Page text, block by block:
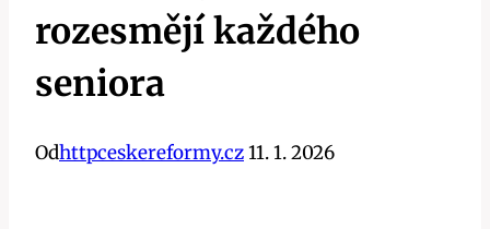
rozesmějí každého
seniora
Odhttpceskereformy.cz11. 1. 2026